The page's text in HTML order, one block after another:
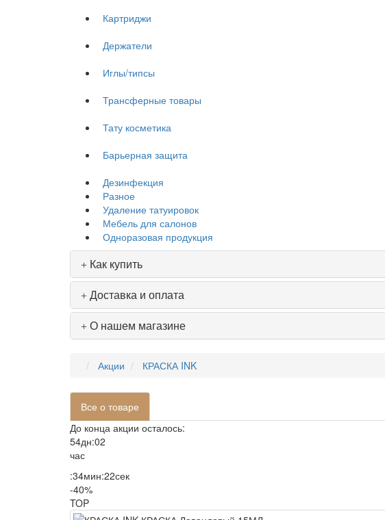
Картриджи
Держатели
Иглы/типсы
Трансферные товары
Тату косметика
Барьерная защита
Дезинфекция
Разное
Удаление татуировок
Мебель для салонов
Одноразовая продукция
Как купить
Доставка и оплата
О нашем магазине
Акции КРАСКА INK
Все о товаре
До конца акции осталось:
54дн:02
час
:34мин:22сек
-40%
TOP